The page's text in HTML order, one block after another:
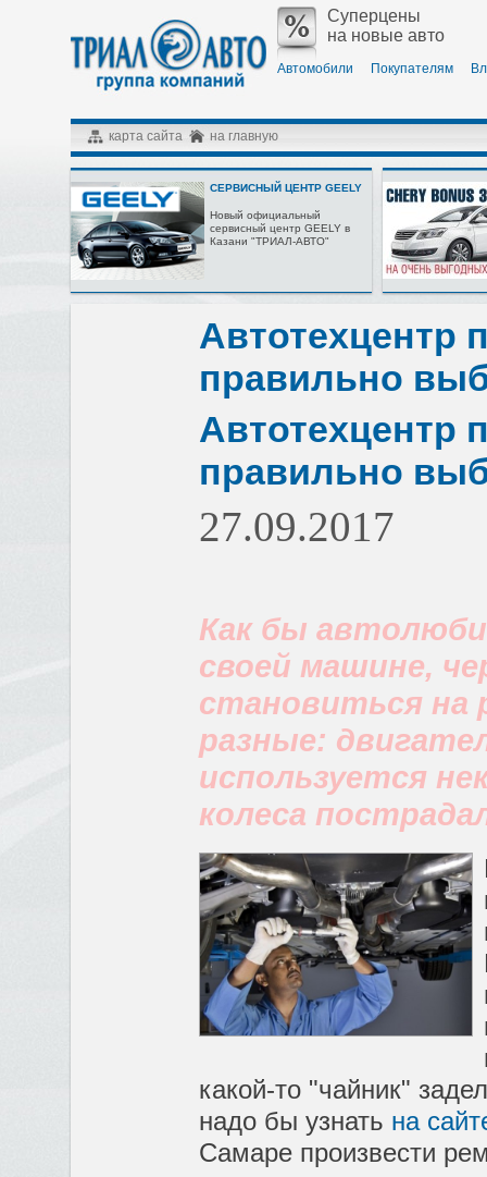
Суперцены
на новые авто
Автомобили Покупателям
карта сайта на главную
СЕРВИСНЫЙ ЦЕНТР GEELY
Новый официальный
сервисный центр GEELY в
Казани "ТРИАЛ-АВТО"
Автотехцентр
правильно
Автотехцентр
правильно
27.09.2017
Как бы
своей машине,
становиться
разные:
используется
колеса
какой-то "чайник"
надо бы узнать на
Самаре произвести